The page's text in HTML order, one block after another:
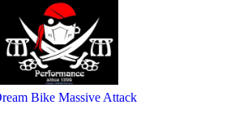
einschließlich
den 13.8
wir
Bike Massive Attack